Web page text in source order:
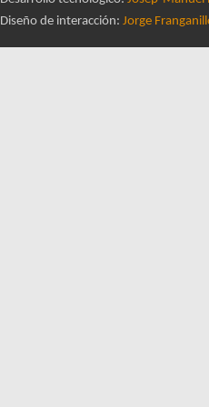
Diseño de interacción: Jorge